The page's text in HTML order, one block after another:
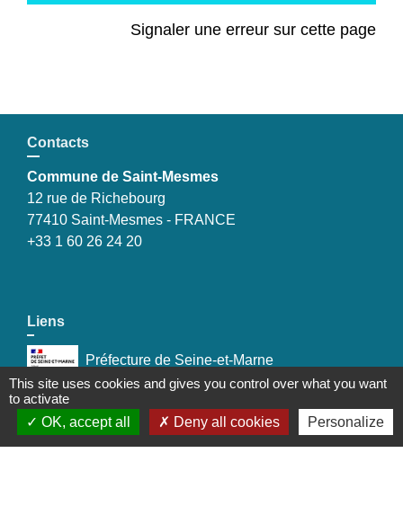
Signaler une erreur sur cette page
Contacts
Commune de Saint-Mesmes
12 rue de Richebourg
77410 Saint-Mesmes - FRANCE
+33 1 60 26 24 20
Liens
Préfecture de Seine-et-Marne
Seine-et-Marne
This site uses cookies and gives you control over what you want
to activate
OK, accept all
Deny all cookies Personalize